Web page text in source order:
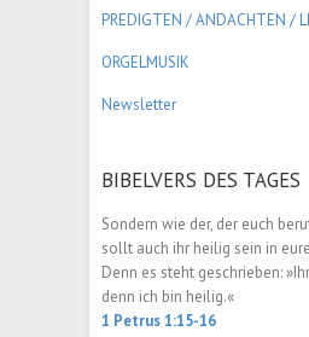
PREDIGTEN / ANDACHTEN /
ORGELMUSIK
Newsletter
BIBELVERS DES TAGES
Sondern wie der, der euch
sollt auch ihr heilig sein in
Denn es steht geschrieben:
denn ich bin heilig.«
1 Petrus 1:15-16